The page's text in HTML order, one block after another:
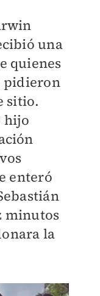
una
quienes
pidieron
sitio.
hijo
enteró
minutos
la